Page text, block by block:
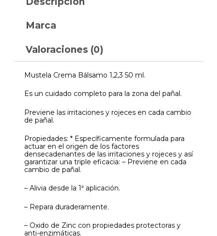
Marca
Valoraciones (0)
Mustela Crema Bálsamo 1,2,3 50 ml.
Es un cuidado completo para la zona del pañal.
Previene las irritaciones y rojeces en cada cambio
de pañal.
Propiedades: * Específicamente formulada para
actuar en el origen de los factores
densecadenantes de las irritaciones y rojeces y así
garantizar una triple eficacia: – Previene en cada
cambio de pañal.
– Alivia desde la 1ª aplicación.
– Repara duraderamente.
– Oxido de Zinc con propiedades protectoras y
anti-enzimáticas.